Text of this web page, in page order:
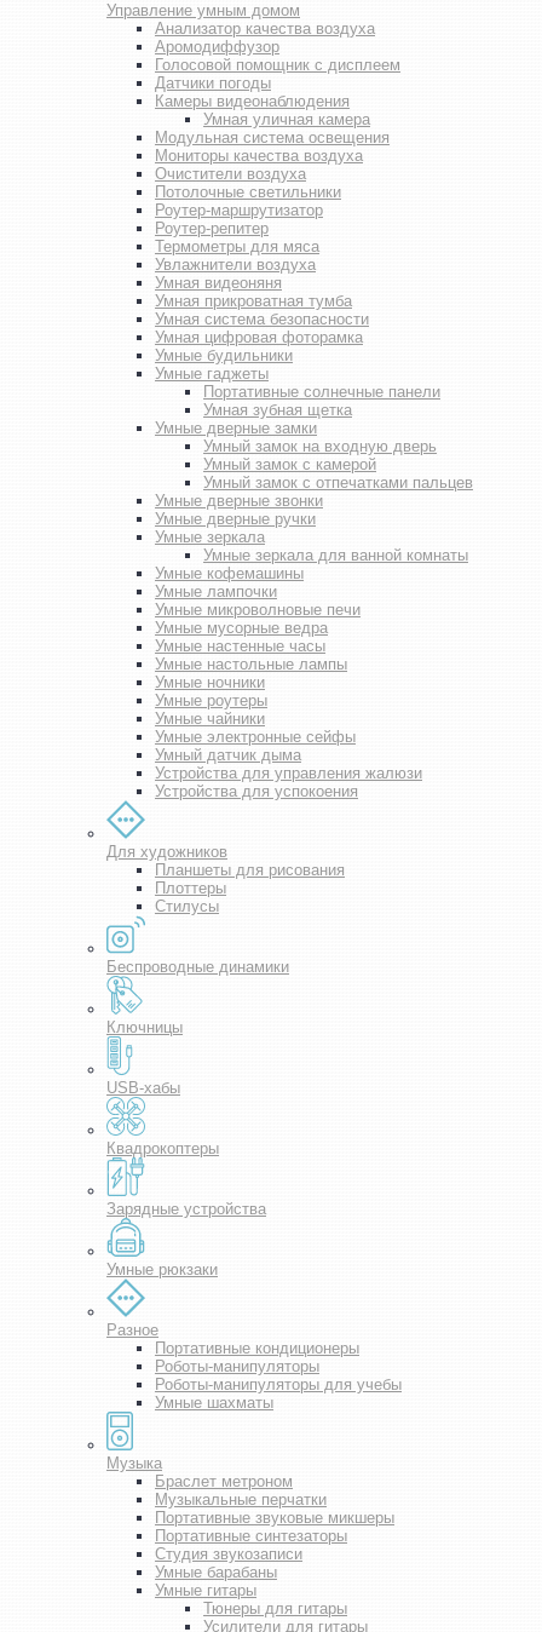
Управление умным домом
Анализатор качества воздуха
Аромодиффузор
Голосовой помощник с дисплеем
Датчики погоды
Камеры видеонаблюдения
Умная уличная камера
Модульная система освещения
Мониторы качества воздуха
Очистители воздуха
Потолочные светильники
Роутер-маршрутизатор
Роутер-репитер
Термометры для мяса
Увлажнители воздуха
Умная видеоняня
Умная прикроватная тумба
Умная система безопасности
Умная цифровая фоторамка
Умные будильники
Умные гаджеты
Портативные солнечные панели
Умная зубная щетка
Умные дверные замки
Умный замок на входную дверь
Умный замок с камерой
Умный замок с отпечатками пальцев
Умные дверные звонки
Умные дверные ручки
Умные зеркала
Умные зеркала для ванной комнаты
Умные кофемашины
Умные лампочки
Умные микроволновые печи
Умные мусорные ведра
Умные настенные часы
Умные настольные лампы
Умные ночники
Умные роутеры
Умные чайники
Умные электронные сейфы
Умный датчик дыма
Устройства для управления жалюзи
Устройства для успокоения
Для художников
Планшеты для рисования
Плоттеры
Стилусы
Беспроводные динамики
Ключницы
USB-хабы
Квадрокоптеры
Зарядные устройства
Умные рюкзаки
Разное
Портативные кондиционеры
Роботы-манипуляторы
Роботы-манипуляторы для учебы
Умные шахматы
Музыка
Браслет метроном
Музыкальные перчатки
Портативные звуковые микшеры
Портативные синтезаторы
Студия звукозаписи
Умные барабаны
Умные гитары
Тюнеры для гитары
Усилители для гитары